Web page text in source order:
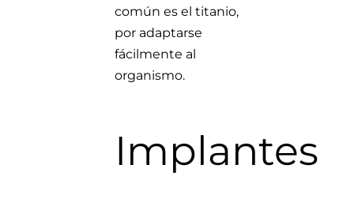
común es el titanio,
por adaptarse
fácilmente al
organismo.
Implantes